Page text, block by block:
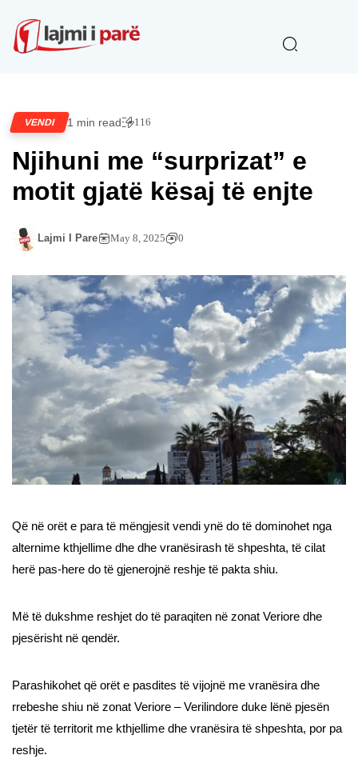
VENDI 1 min read 116
Njihuni me “surprizat” e
motit gjatë kësaj të enjte
Lajmi I Pare May 8, 2025 0
Që në orët e para të mëngjesit vendi ynë do të dominohet nga
alternime kthjellime dhe dhe vranësirash të shpeshta, të cilat
herë pas-here do të gjenerojnë reshje të pakta shiu.
Më të dukshme reshjet do të paraqiten në zonat Veriore dhe
pjesërisht në qendër.
Parashikohet që orët e pasdites të vijojnë me vranësira dhe
rrebeshe shiu në zonat Veriore – Verilindore duke lënë pjesën
tjetër të territorit me kthjellime dhe vranësira të shpeshta, por pa
reshje.